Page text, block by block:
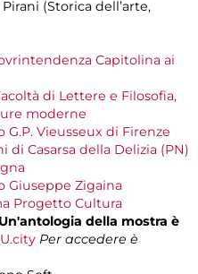
(Storica dell’arte,
Capitolina ai
di Lettere e Filosofia,
moderne
Vieusseux di Firenze
di Casarsa della Delizia (PN)
Giuseppe Zigaina
Progetto Cultura
Un'antologia della mostra è
Per accedere è